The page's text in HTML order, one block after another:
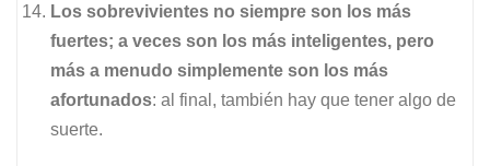
Los sobrevivientes no siempre son los más
fuertes; a veces son los más inteligentes, pero
más a menudo simplemente son los más
afortunados: al final, también hay que tener algo de
suerte.